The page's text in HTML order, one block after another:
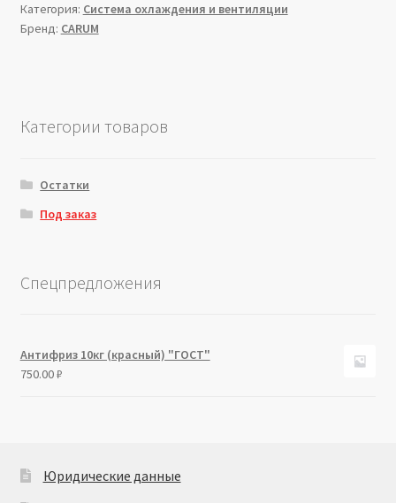
Категория: Система охлаждения и вентиляции
Бренд: CARUM
Категории товаров
Остатки
Под заказ
Спецпредложения
Антифриз 10кг (красный) "ГОСТ"
750.00₽
Юридические данные